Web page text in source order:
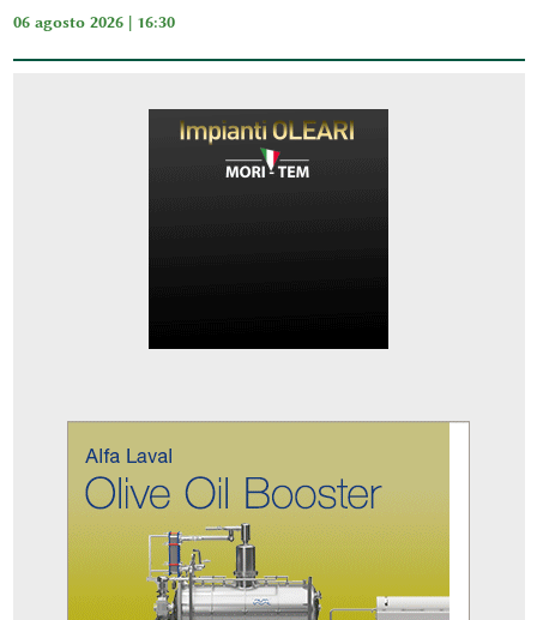
06 agosto 2026 | 16:30